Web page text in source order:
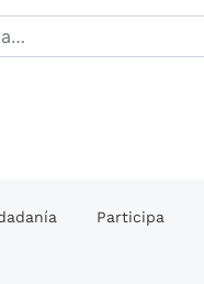
Participa